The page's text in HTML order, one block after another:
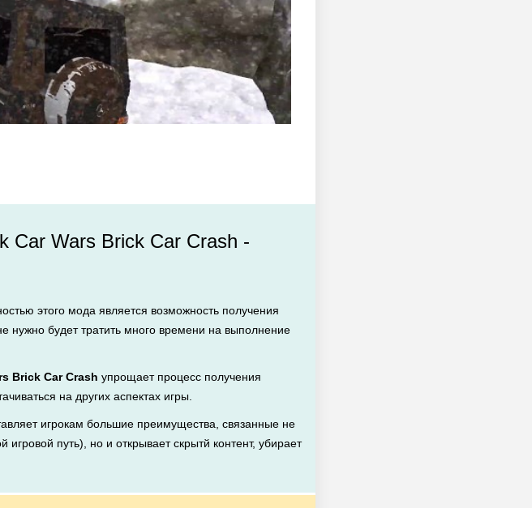
Car Wars Brick Car Crash -
этого мода является возможность получения
нужно будет тратить много времени на выполнение
Brick Car Crash упрощает процесс получения
на других аспектах игры.
игрокам большие преимущества, связанные не
путь), но и открывает скрытй контент, убирает